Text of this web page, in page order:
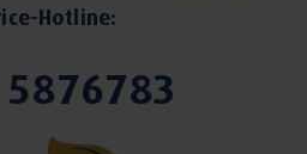
Hotline: